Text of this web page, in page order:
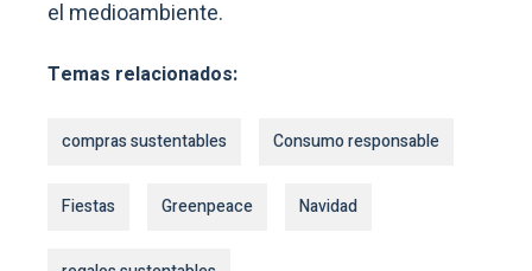
el medioambiente.
Temas relacionados:
compras sustentables Consumo responsable
Fiestas Greenpeace Navidad